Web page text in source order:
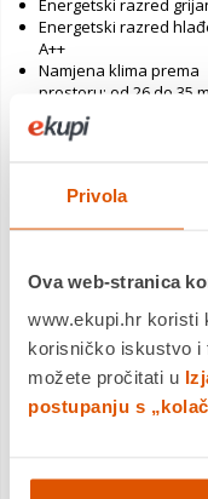
Privola
Ova web-stranica
www.ekupi.hr koristi
korisničko iskustvo i
možete pročitati u
postupanju s
Energetski razred
Energetski razred
A++
Namjena klima prema
prostoru: od 26 do 35
Tip jedinice: Set
vanjska)
Dostavljamo već od
11.08.2026
Usporedite proizvod